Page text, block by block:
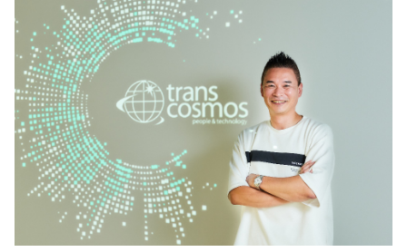
イベント・セミナー
インタビュー
就活成功ガイド
ナレッジ
リファレンス
プラン
個人向けプラン
法人向けプラン
学校向けプラン
再チャレンジ結果一覧
paiza times
note